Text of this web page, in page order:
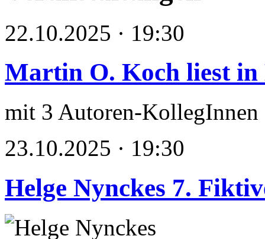
22.10.2025 · 19:30
Martin O. Koch liest in
mit 3 Autoren-KollegInnen
23.10.2025 · 19:30
Helge Nynckes 7.